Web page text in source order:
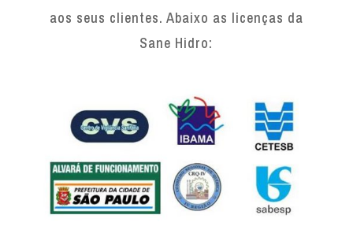
aos seus clientes. Abaixo as licenças da
Sane Hidro: